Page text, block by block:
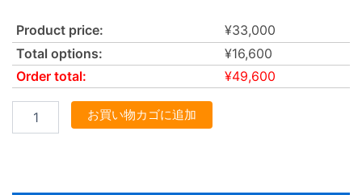
Product price: ¥33,000
Total options:
¥16,600
Order total:
¥49,600
お買い物カゴに追加